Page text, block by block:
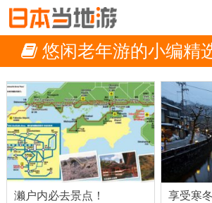
悠闲老年游的小编精
濑户内必去景点！
享受寒